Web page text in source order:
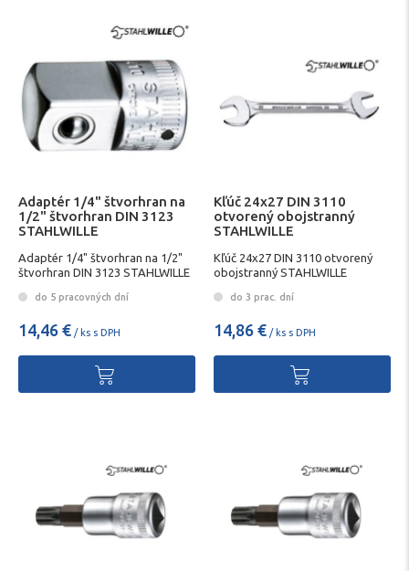
Adaptér 1/4" štvorhran na
1/2" štvorhran DIN 3123
STAHLWILLE
Adaptér 1/4" štvorhran na 1/2"
štvorhran DIN 3123 STAHLWILLE
do 5 pracovných dní
14,46 € / ks s DPH
Kľúč 24x27 DIN 3110
otvorený obojstranný
STAHLWILLE
Kľúč 24x27 DIN 3110 otvorený
obojstranný STAHLWILLE
do 3 prac. dní
14,86 € / ks s DPH